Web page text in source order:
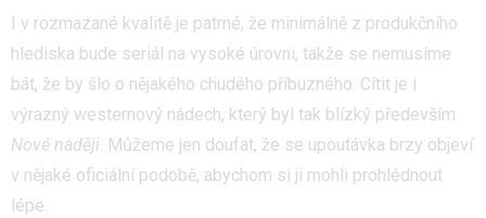
I v rozmazané kvalitě je patrné, že minimálně z produkčního
hlediska bude seriál na vysoké úrovni, takže se nemusíme
bát, že by šlo o nějakého chudého příbuzného. Cítit je i
výrazný westernový nádech, který byl tak blízký především
Nové naději. Můžeme jen doufat, že se upoutávka brzy objeví
v nějaké oficiální podobě, abychom si ji mohli prohlédnout
lépe.